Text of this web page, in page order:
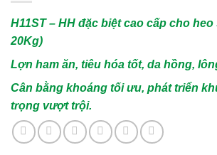
H11ST – HH đặc biệt cao cấp cho
20Kg)
Lợn ham ăn, tiêu hóa tốt, da hồng,
Cân bằng khoáng tối ưu, phát triển
trọng vượt trội.